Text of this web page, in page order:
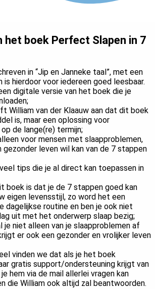
het boek Perfect Slapen in 7
in “Jip en Janneke taal”, met een
is hierdoor voor iedereen goed leesbaar.
digitale versie van het boek die je
William van der Klaauw aan dat dit boek
is, maar een oplossing voor
de lange(re) termijn;
voor mensen met slaapproblemen,
gezonder leven wil kan van de 7 stappen
tips die je al direct kan toepassen in
boek is dat je de 7 stappen goed kan
eigen levensstijl, zo word het een
dagelijkse routine en ben je ook niet
uit met het onderwerp slaap bezig;
je niet alleen van je slaapproblemen af
er ook een gezonder en vrolijker leven
vinden we dat als je het boek
gratis support/ondersteuning krijgt van
hem via de mail allerlei vragen kan
die William ook altijd zal beantwoorden.